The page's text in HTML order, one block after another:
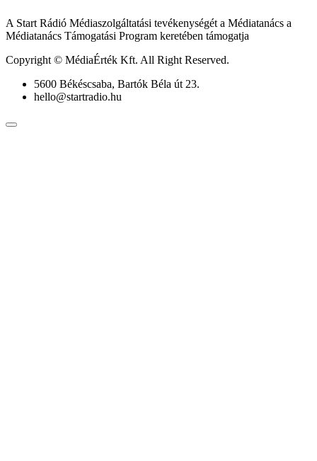
A Start Rádió Médiaszolgáltatási tevékenységét a Médiatanács a
Médiatanács Támogatási Program keretében támogatja
Copyright © MédiaÉrték Kft. All Right Reserved.
5600 Békéscsaba, Bartók Béla út 23.
hello@startradio.hu